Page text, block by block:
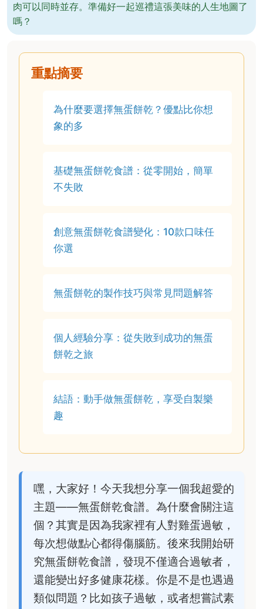
肉可以同時並存。準備好一起巡禮這張美味的人生地圖了
嗎？
重點摘要
為什麼要選擇無蛋餅乾？優點比你想
象的多
基礎無蛋餅乾食譜：從零開始，簡單
不失敗
創意無蛋餅乾食譜變化：10款口味任
你選
無蛋餅乾的製作技巧與常見問題解答
個人經驗分享：從失敗到成功的無蛋
餅乾之旅
結語：動手做無蛋餅乾，享受自製樂
趣
嘿，大家好！今天我想分享一個我超愛的
主題——無蛋餅乾食譜。為什麼會關注這
個？其實是因為我家裡有人對雞蛋過敏，
每次想做點心都得傷腦筋。後來我開始研
究無蛋餅乾食譜，發現不僅適合過敏者，
還能變出好多健康花樣。你是不是也遇過
類似問題？比如孩子過敏，或者想嘗試素